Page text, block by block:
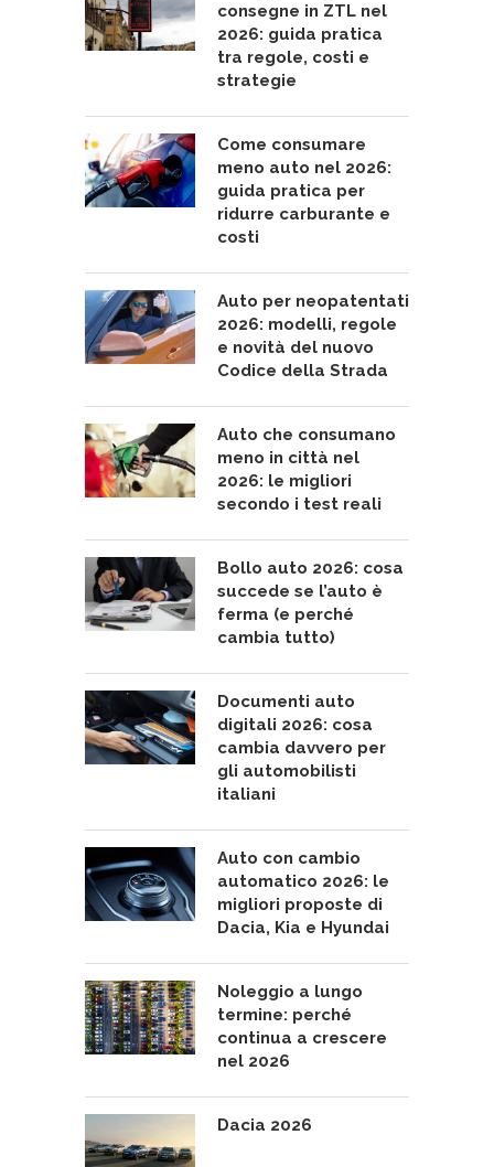
consegne in ZTL nel
2026: guida pratica
tra regole, costi e
strategie
Come consumare
meno auto nel 2026:
guida pratica per
ridurre carburante e
costi
Auto per neopatentati
2026: modelli, regole
e novità del nuovo
Codice della Strada
Auto che consumano
meno in città nel
2026: le migliori
secondo i test reali
Bollo auto 2026: cosa
succede se l’auto è
ferma (e perché
cambia tutto)
Documenti auto
digitali 2026: cosa
cambia davvero per
gli automobilisti
italiani
Auto con cambio
automatico 2026: le
migliori proposte di
Dacia, Kia e Hyundai
Noleggio a lungo
termine: perché
continua a crescere
nel 2026
Dacia 2026